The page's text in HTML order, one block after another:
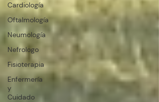
Cardiología
Oftalmología
Neumología
Nefrologo
Fisioterapia
Enfermería
y
Cuidado